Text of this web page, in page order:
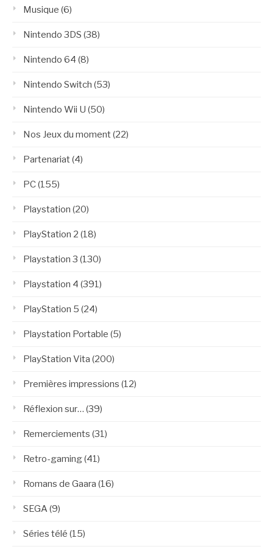
Musique (6)
Nintendo 3DS (38)
Nintendo 64 (8)
Nintendo Switch (53)
Nintendo Wii U (50)
Nos Jeux du moment(22)
Partenariat(4)
PC(155)
Playstation (20)
PlayStation 2 (18)
Playstation 3 (130)
Playstation 4 (391)
PlayStation 5 (24)
Playstation Portable (5)
PlayStation Vita (200)
Premières impressions (12)
Réflexion sur… (39)
Remerciements (31)
Retro-gaming(41)
Romans de Gaara (16)
SEGA(9)
Séries télé (15)